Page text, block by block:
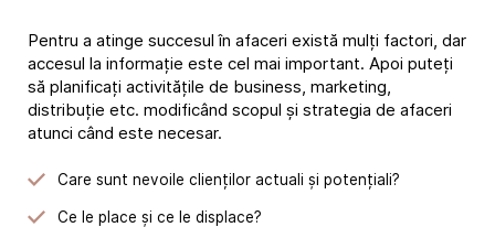
Pentru a atinge succesul în afaceri există mulți factori, dar
accesul la informație este cel mai important. Apoi puteți
să planificați activitățile de business, marketing,
distribuție etc. modificând scopul și strategia de afaceri
atunci când este necesar.
Care sunt nevoile clienților actuali și potențiali?
Ce le place și ce le displace?